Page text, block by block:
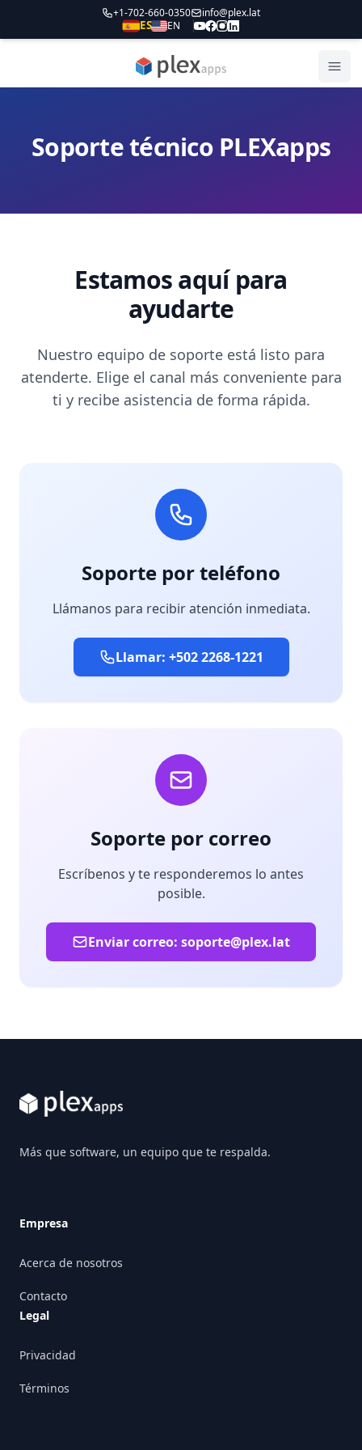
+1-702-660-0350 info@plex.lat
ES EN
PLEXapps
Soporte técnico PLEXapps
Estamos aquí para
ayudarte
Nuestro equipo de soporte está listo para
atenderte. Elige el canal más conveniente para
ti y recibe asistencia de forma rápida.
Soporte por teléfono
Llámanos para recibir atención inmediata.
Llamar: +502 2268-1221
Soporte por correo
Escríbenos y te responderemos lo antes
posible.
Enviar correo: soporte@plex.lat
Más que software, un equipo que te respalda.
Empresa
Acerca de nosotros
Contacto
Legal
Privacidad
Términos